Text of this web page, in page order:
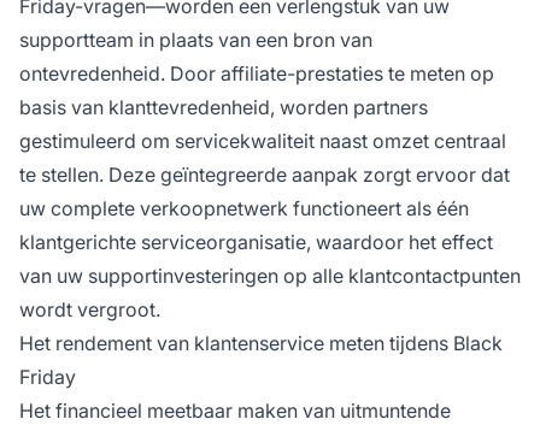
Friday-vragen—worden een verlengstuk van uw
supportteam in plaats van een bron van
ontevredenheid. Door affiliate-prestaties te meten op
basis van klanttevredenheid, worden partners
gestimuleerd om servicekwaliteit naast omzet centraal
te stellen. Deze geïntegreerde aanpak zorgt ervoor dat
uw complete verkoopnetwerk functioneert als één
klantgerichte serviceorganisatie, waardoor het effect
van uw supportinvesteringen op alle klantcontactpunten
wordt vergroot.
Het rendement van klantenservice meten tijdens Black
Friday
Het financieel meetbaar maken van uitmuntende